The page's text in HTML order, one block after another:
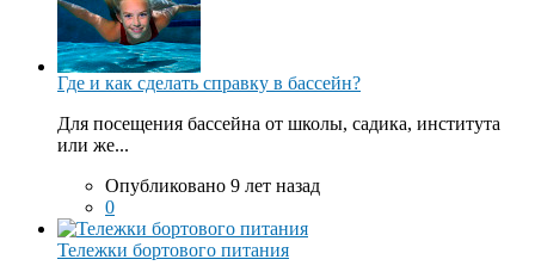
Где и как сделать справку в бассейн?
Для посещения бассейна от школы, садика, института
или же...
Опубликовано 9 лет назад
0
Тележки бортового питания